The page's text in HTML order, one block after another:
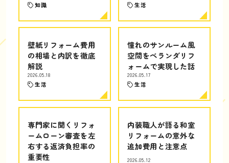
知識 生活
壁紙リフォーム費用
の相場と内訳を徹底
解説
2026.05.18
生活
憧れのサンルーム風
空間をベランダリフ
ォームで実現した話
2026.05.17
生活
専門家に聞くリフォ
ームローン審査を左
右する返済負担率の
重要性
内装職人が語る和室
リフォームの意外な
追加費用と注意点
2026.05.12